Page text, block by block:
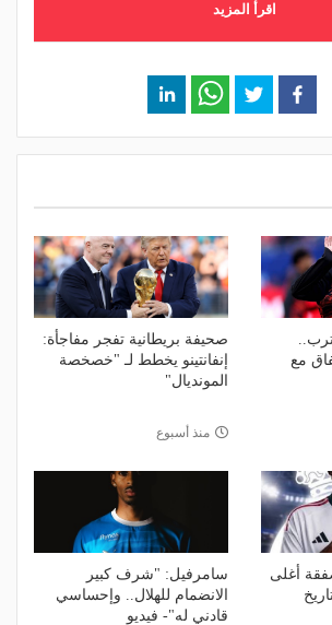
اقرأ المزيد
مع
صحيفة بريطانية تفجر مفاجأة:
إنفانتينو يخطط لـ "خصخصة
المونديال"
منذ أسبوع
أغلى
سامرفيل: "شرف كبير
الانضمام للهلال.. وإحساسي
قادني له"- فيديو